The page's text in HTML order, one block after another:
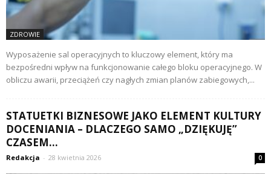
ZDROWIE
Wyposażenie sal operacyjnych to kluczowy element, który ma
bezpośredni wpływ na funkcjonowanie całego bloku operacyjnego. W
obliczu awarii, przeciążeń czy nagłych zmian planów zabiegowych,...
STATUETKI BIZNESOWE JAKO ELEMENT KULTURY
DOCENIANIA – DLACZEGO SAMO „DZIĘKUJĘ”
CZASEM...
Redakcja - 28 kwietnia 2026 0